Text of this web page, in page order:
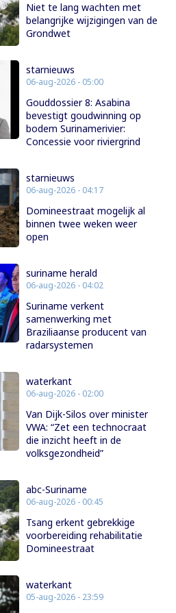
Niet te lang wachten met
belangrijke wijzigingen van de
Grondwet
starnieuws
06-aug-2026 - 05:00
Gouddossier 8: Asabina
bevestigt goudwinning op
bodem Surinamerivier:
Concessie voor riviergrind
starnieuws
06-aug-2026 - 04:17
Domineestraat mogelijk al
binnen twee weken weer
open
suriname herald
06-aug-2026 - 04:02
Suriname verkent
samenwerking met
Braziliaanse producent van
radarsystemen
waterkant
06-aug-2026 - 02:00
Van Dijk-Silos over minister
VWA: “Zet een technocraat
die inzicht heeft in de
volksgezondheid”
abc-Suriname
06-aug-2026 - 00:45
Tsang erkent gebrekkige
voorbereiding rehabilitatie
Domineestraat
waterkant
05-aug-2026 - 23:59